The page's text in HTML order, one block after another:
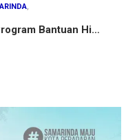
,
Bantuan Hi…